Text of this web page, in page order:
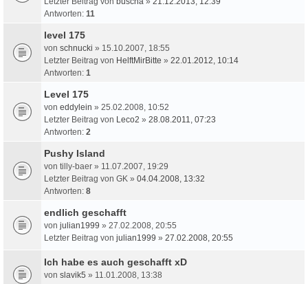
Antworten: 11
level 175
von schnucki » 15.10.2007, 18:55
Letzter Beitrag von HelftMirBitte » 22.01.2012, 10:14
Antworten: 1
Level 175
von eddylein » 25.02.2008, 10:52
Letzter Beitrag von Leco2 » 28.08.2011, 07:23
Antworten: 2
Pushy Island
von tilly-baer » 11.07.2007, 19:29
Letzter Beitrag von GK » 04.04.2008, 13:32
Antworten: 8
endlich geschafft
von julian1999 » 27.02.2008, 20:55
Letzter Beitrag von julian1999 » 27.02.2008, 20:55
Ich habe es auch geschafft xD
von slavik5 » 11.01.2008, 13:38